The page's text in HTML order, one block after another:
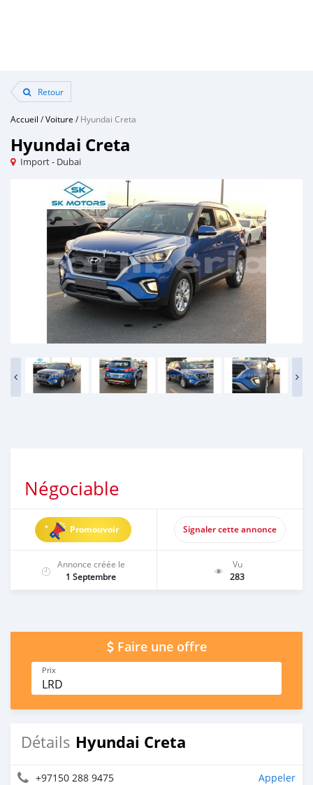
Retour
Accueil /Voiture /Hyundai Creta
Hyundai Creta
Import - Dubai
Négociable
Promouvoir Signaler cette annonce
Annonce créée le
1 Septembre
Vu
283
Faire une offre
Prix
LRD
Détails Hyundai Creta
+97150 288 9475 Appeler